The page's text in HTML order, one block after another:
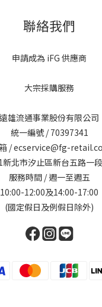
聯絡我們
申請成為 iFG 供應商
大宗採購服務
遠雄流通事業股份有限公司
統一編號 / 70397341
/ ecservice@fg-
新北市汐止區新台五路一
服務時間 / 週一至週五
10:00-12:00及14:00-17:00
(國定假日及例假日除外)